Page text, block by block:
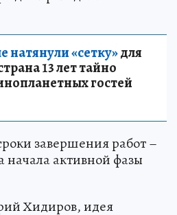
«сетку»для
13 лет тайно
гостей
завершения работ –
начала активной фазы
Хидиров, идея